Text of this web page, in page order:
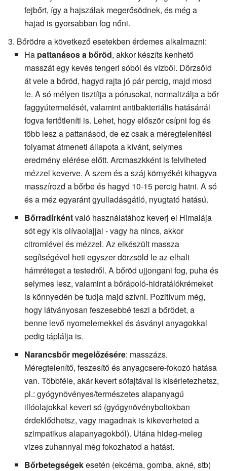
fejbőrt, így a hajszálak megerősödnek, és még a
hajad is gyorsabban fog nőni.
Bőrödre a következő esetekben érdemes alkalmazni:
Ha pattanásos a bőröd, akkor készíts kenhető
masszát egy kevés tengeri sóból és vízből. Dörzsöld
át vele a bőröd, hagyd rajta jó pár percig, majd mosd
le. A só mélyen tisztítja a pórusokat, normalizálja a bőr
faggyútermelését, valamint antibakteriális hatásánál
fogva fertőtleníti is. Lehet, hogy először csípni fog és
több lesz a pattanásod, de ez csak a méregtelenítési
folyamat átmeneti állapota a kívánt, selymes
eredmény elérése előtt. Arcmaszkként is felviheted
mézzel keverve. A szem és a száj környékét kihagyva
masszírozd a bőrbe és hagyd 10-15 percig hatni. A só
és a méz egyaránt gyulladásgátló, nyugtató hatású.
Bőrradírkéntvaló használatához keverj el Himalája
sót egy kis olívaolajjal - vagy ha nincs, akkor
citromlével és mézzel. Az elkészült massza
segítségével heti egyszer dörzsöld le az elhalt
hámréteget a testedről. A bőröd ujjongani fog, puha és
selymes lesz, valamint a bőrápoló-hidratálókrémeket
is könnyedén be tudja majd szívni. Pozitívum még,
hogy látványosan feszesebbé teszi a bőrödet, a
benne levő nyomelemekkel és ásványi anyagokkal
pedig táplálja is.
Narancsbőr megelőzésére: masszázs.
Méregtelenítő, feszesítő és anyagcsere-fokozó hatása
van. Többféle, akár kevert sófajtával is kísérletezhetsz,
pl.: gyógynövényes/természetes alapanyagú
illóolajokkal kevert só (gyógynövényboltokban
érdeklődhetsz, vagy magadnak is kikeverheted a
szimpatikus alapanyagokból). Utána hideg-meleg
vizes zuhannyal még fokozhatod a hatást.
Bőrbetegségekesetén (ekcéma, gomba, akné, stb)